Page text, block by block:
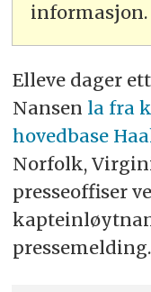
informasjon.
Elleve dager
Nansen la fra
hovedbase
Norfolk,
presseoffiser
pressemelding.